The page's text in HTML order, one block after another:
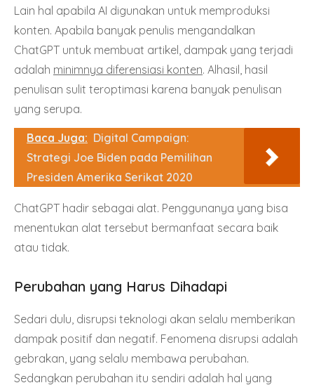
Lain hal apabila AI digunakan untuk memproduksi
konten. Apabila banyak penulis mengandalkan
ChatGPT untuk membuat artikel, dampak yang terjadi
adalah minimnya diferensiasi konten. Alhasil, hasil
penulisan sulit teroptimasi karena banyak penulisan
yang serupa.
Baca Juga: Digital Campaign:
Strategi Joe Biden pada Pemilihan
Presiden Amerika Serikat 2020
ChatGPT hadir sebagai alat. Penggunanya yang bisa
menentukan alat tersebut bermanfaat secara baik
atau tidak.
Perubahan yang Harus Dihadapi
Sedari dulu, disrupsi teknologi akan selalu memberikan
dampak positif dan negatif. Fenomena disrupsi adalah
gebrakan, yang selalu membawa perubahan.
Sedangkan perubahan itu sendiri adalah hal yang